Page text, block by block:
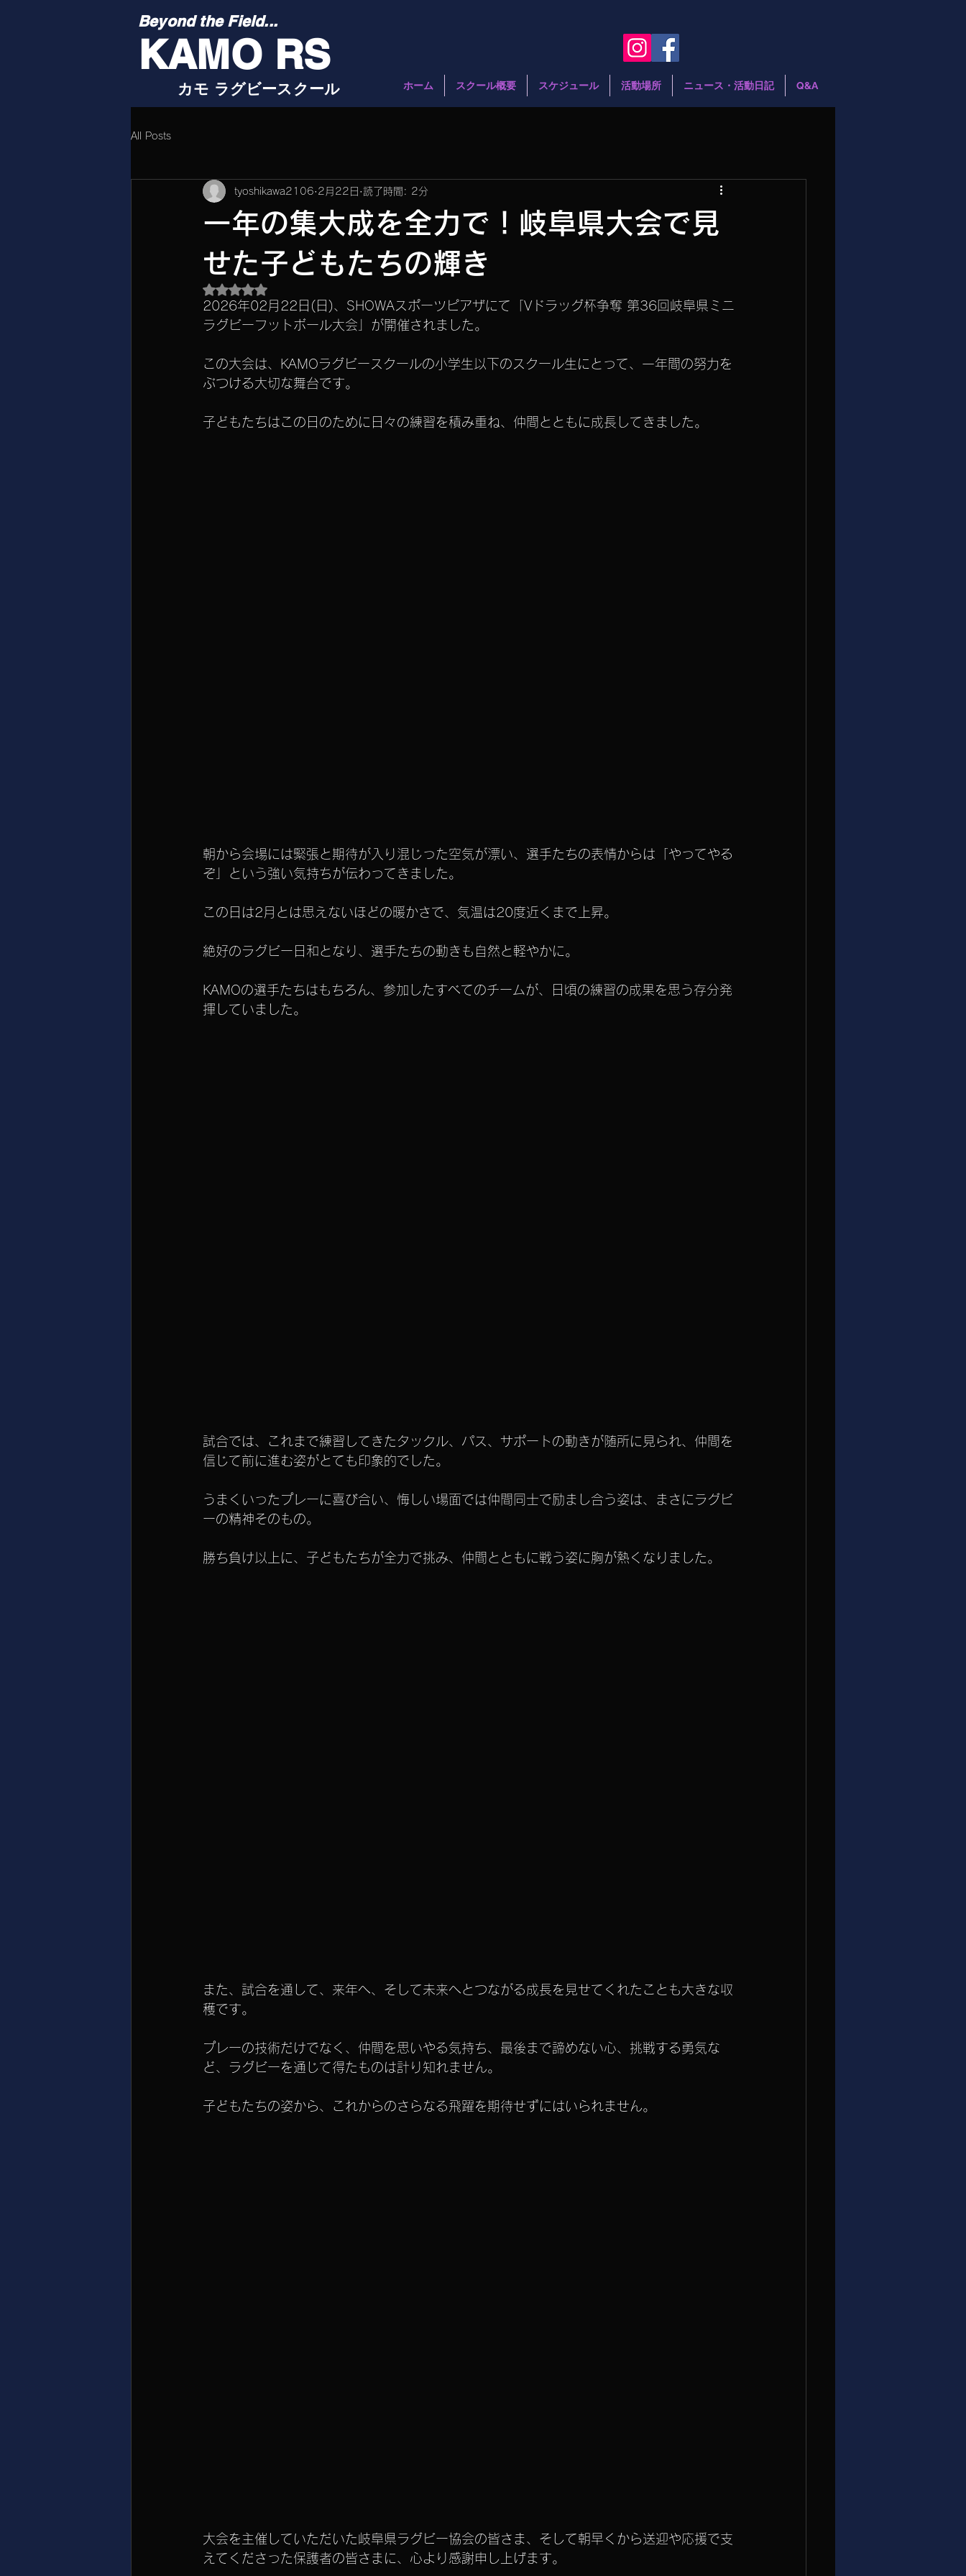
KAMO RS
Beyond the Field...
カモ ラグビースクール ホーム スクール概要 スケジュール 活動場所 ニュース・活動日記 Q&A
All Posts
一年の集大成を全力で！岐阜県大会で見
せた子どもたちの輝き
tyoshikawa2106 2月22日 読了時間: 2分
5つ星のうちNaNと評価されています。
2026年02月22日(日)、SHOWAスポーツピアザにて「Vドラッグ杯争奪 第36回岐阜県ミニ
ラグビーフットボール大会」が開催されました。
この大会は、KAMOラグビースクールの小学生以下のスクール生にとって、一年間の努力を
ぶつける大切な舞台です。
子どもたちはこの日のために日々の練習を積み重ね、仲間とともに成長してきました。
朝から会場には緊張と期待が入り混じった空気が漂い、選手たちの表情からは「やってやる
ぞ」という強い気持ちが伝わってきました。
この日は2月とは思えないほどの暖かさで、気温は20度近くまで上昇。
絶好のラグビー日和となり、選手たちの動きも自然と軽やかに。
KAMOの選手たちはもちろん、参加したすべてのチームが、日頃の練習の成果を思う存分発
揮していました。
試合では、これまで練習してきたタックル、パス、サポートの動きが随所に見られ、仲間を
信じて前に進む姿がとても印象的でした。
うまくいったプレーに喜び合い、悔しい場面では仲間同士で励まし合う姿は、まさにラグビ
ーの精神そのもの。
勝ち負け以上に、子どもたちが全力で挑み、仲間とともに戦う姿に胸が熱くなりました。
また、試合を通して、来年へ、そして未来へとつながる成長を見せてくれたことも大きな収
穫です。
プレーの技術だけでなく、仲間を思いやる気持ち、最後まで諦めない心、挑戦する勇気な
ど、ラグビーを通じて得たものは計り知れません。
子どもたちの姿から、これからのさらなる飛躍を期待せずにはいられません。
大会を主催していただいた岐阜県ラグビー協会の皆さま、そして朝早くから送迎や応援で支
えてくださった保護者の皆さまに、心より感謝申し上げます。